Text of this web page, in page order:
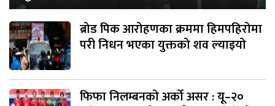
ब्रोड पिक आरोहणका क्रममा हिमपहिरोमा
परी निधन भएका युक्तको शव ल्याइयो
फिफा निलम्बनको अर्को असर : यू–२०